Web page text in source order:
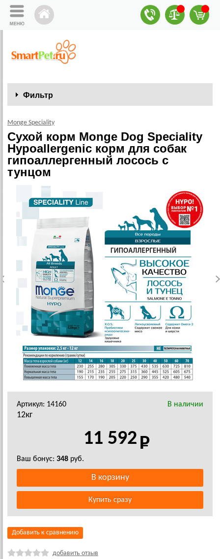
Фильтр
Monge Speciality
Сухой корм Monge Dog Speciality
Hypoallergenic корм для собак
гипоаллергенный лосось с
тунцом
Артикул: 14160 В наличии
12кг
11 592
Ваш бонус: 348 руб.
Добавить к сравнению
добавить отзыв